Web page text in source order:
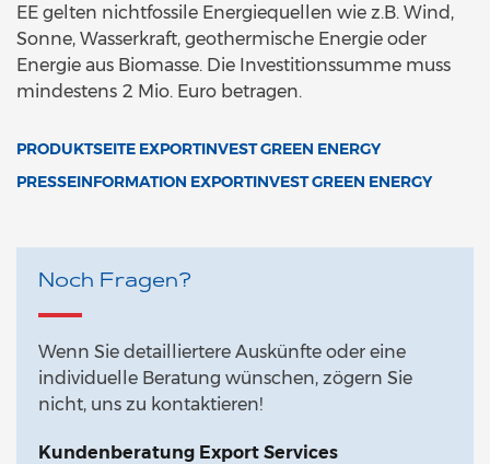
EE gelten nichtfossile Energiequellen wie z.B. Wind,
Sonne, Wasserkraft, geothermische Energie oder
Energie aus Biomasse. Die Investitionssumme muss
mindestens 2 Mio. Euro betragen.
PRODUKTSEITE EXPORTINVEST GREEN ENERGY
PRESSEINFORMATION EXPORTINVEST GREEN ENERGY
Noch Fragen?
Wenn Sie detailliertere Auskünfte oder eine
individuelle Beratung wünschen, zögern Sie
nicht, uns zu kontaktieren!
Kundenberatung Export Services